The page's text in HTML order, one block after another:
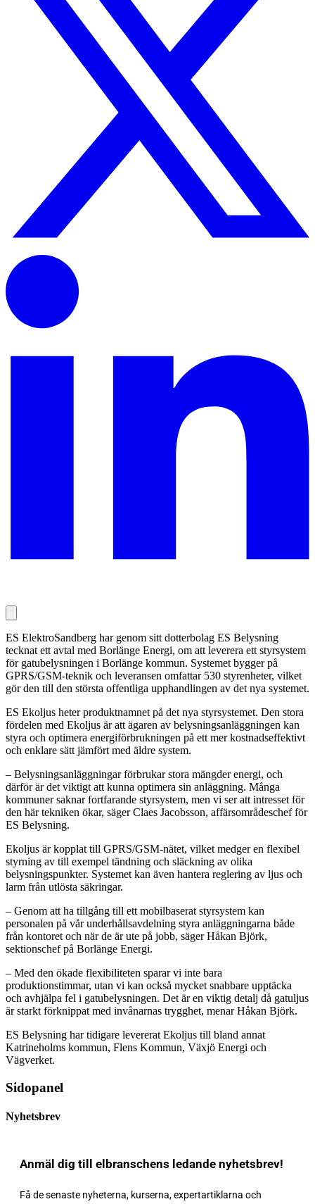
ES ElektroSandberg har genom sitt dotterbolag ES Belysning
tecknat ett avtal med Borlänge Energi, om att leverera ett styrsystem
för gatubelysningen i Borlänge kommun. Systemet bygger på
GPRS/GSM-teknik och leveransen omfattar 530 styrenheter, vilket
gör den till den största offentliga upphandlingen av det nya systemet.
ES Ekoljus heter produktnamnet på det nya styrsystemet. Den stora
fördelen med Ekoljus är att ägaren av belysningsanläggningen kan
styra och optimera energiförbrukningen på ett mer kostnadseffektivt
och enklare sätt jämfört med äldre system.
– Belysningsanläggningar förbrukar stora mängder energi, och
därför är det viktigt att kunna optimera sin anläggning. Många
kommuner saknar fortfarande styrsystem, men vi ser att intresset för
den här tekniken ökar, säger Claes Jacobsson, affärsområdeschef för
ES Belysning.
Ekoljus är kopplat till GPRS/GSM-nätet, vilket medger en flexibel
styrning av till exempel tändning och släckning av olika
belysningspunkter. Systemet kan även hantera reglering av ljus och
larm från utlösta säkringar.
– Genom att ha tillgång till ett mobilbaserat styrsystem kan
personalen på vår underhållsavdelning styra anläggningarna både
från kontoret och när de är ute på jobb, säger Håkan Björk,
sektionschef på Borlänge Energi.
– Med den ökade flexibiliteten sparar vi inte bara
produktionstimmar, utan vi kan också mycket snabbare upptäcka
och avhjälpa fel i gatubelysningen. Det är en viktig detalj då gatuljus
är starkt förknippat med invånarnas trygghet, menar Håkan Björk.
ES Belysning har tidigare levererat Ekoljus till bland annat
Katrineholms kommun, Flens Kommun, Växjö Energi och
Vägverket.
Sidopanel
Nyhetsbrev
Anmäl dig till elbranschens ledande nyhetsbrev!
Få de senaste nyheterna, kurserna, expertartiklarna och